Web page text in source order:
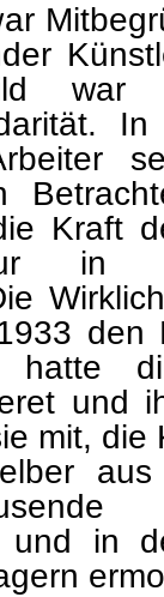
war
Kraft
in
den
hatte
und
mit, die
aus
in